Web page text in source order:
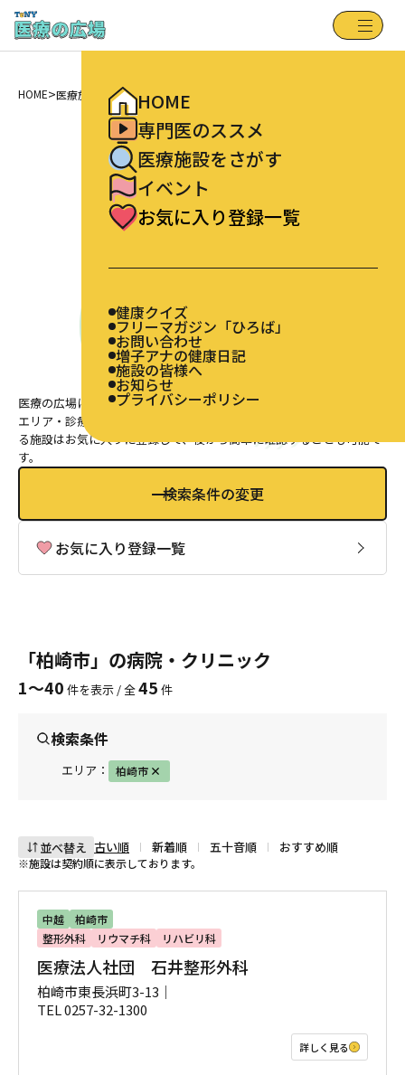
HOME
専門医のススメ
医療施設をさがす
イベント
お気に入り登録一覧
健康クイズ
フリーマガジン「ひろば」
お問い合わせ
増子アナの健康日記
施設の皆様へ
お知らせ
プライバシーポリシー
HOME>医療施設をさがす
FindFacility
医療施設をさがす
医療の広場に登録されている新潟県内の医療施設を検索できます。
エリア・診療科目・キーワードから条件を絞って探せるほか、気にな
る施設はお気に入りに登録して、後から簡単に確認することも可能で
す。
検索条件の変更
お気に入り登録一覧
「柏崎市」の病院・クリニック
1〜40 件を表示 / 全45 件
検索条件
エリア： 柏崎市
※施設は契約順に表示しております。
並べ替え 古い順 新着順 五十音順 おすすめ順
中越
柏崎市
整形外科
リウマチ科 リハビリ科
医療法人社団 石井整形外科
柏崎市東長浜町3-13｜
TEL 0257-32-1300
詳しく見る